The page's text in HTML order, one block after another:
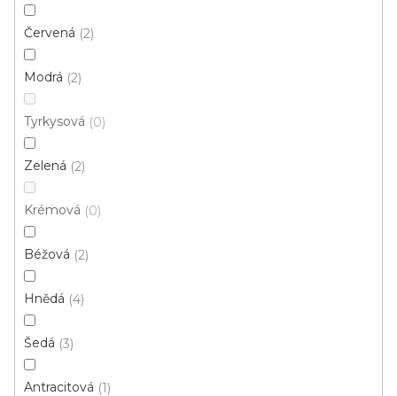
Řadit podle:
ZAVŘÍT FILTR
Červená 2
Modrá 2
Tyrkysová 0
Zelená 2
Krémová 0
Béžová 2
Hnědá 4
Šedá 3
Antracitová 1